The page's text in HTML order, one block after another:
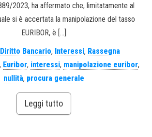
2023, ha affermato che, limitatamente al
si è accertata la manipolazione del tasso
EURIBOR, è […]
Diritto Bancario, Interessi, Rassegna
, Euribor, interessi, manipolazione euribor,
nullità, procura generale
Leggi tutto